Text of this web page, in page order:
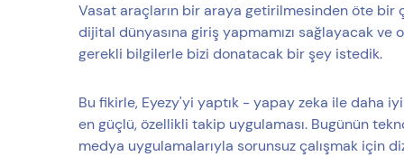
Vasat araçların bir araya getirilmesinden öte bir
dijital dünyasına giriş yapmamızı sağlayacak ve
gerekli bilgilerle bizi donatacak bir şey istedik.
Bu fikirle, Eyezy'yi yaptık - yapay zeka ile daha
en güçlü, özellikli takip uygulaması. Bugünün
medya uygulamalarıyla sorunsuz çalışmak için